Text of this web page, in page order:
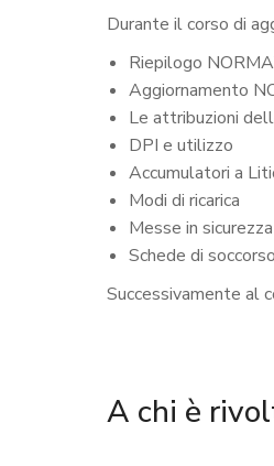
Durante il corso di
Riepilogo
Aggiornamento
Le attribuzioni
DPI e utilizzo
Accumulatori a
Modi di ricarica
Messe in
Schede di
Successivamente al
A chi è